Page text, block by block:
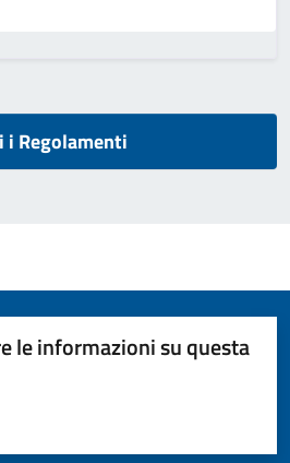
i Regolamenti
le informazioni su questa
stelle su 5
su 5
5